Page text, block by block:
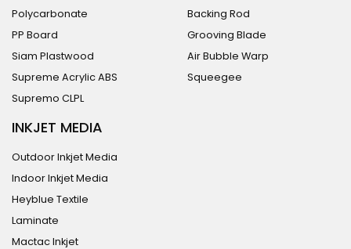
Polycarbonate
PP Board
Siam Plastwood
Supreme Acrylic ABS
Supremo CLPL
INKJET MEDIA
Outdoor Inkjet Media
Indoor Inkjet Media
Heyblue Textile
Laminate
Mactac Inkjet
Backing Rod
Grooving Blade
Air Bubble Warp
Squeegee